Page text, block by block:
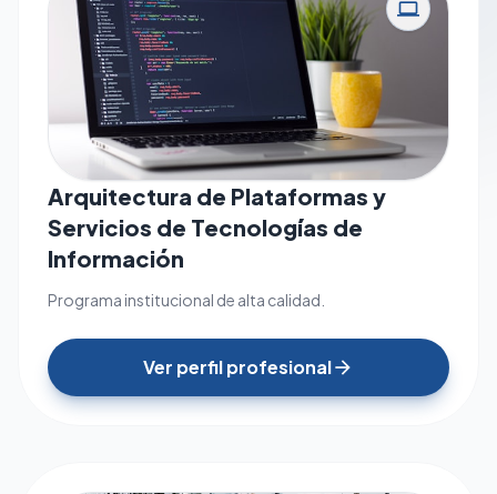
computer
Arquitectura de Plataformas y
Servicios de Tecnologías de
Información
Programa institucional de alta calidad.
Ver perfil profesionalarrow_forward